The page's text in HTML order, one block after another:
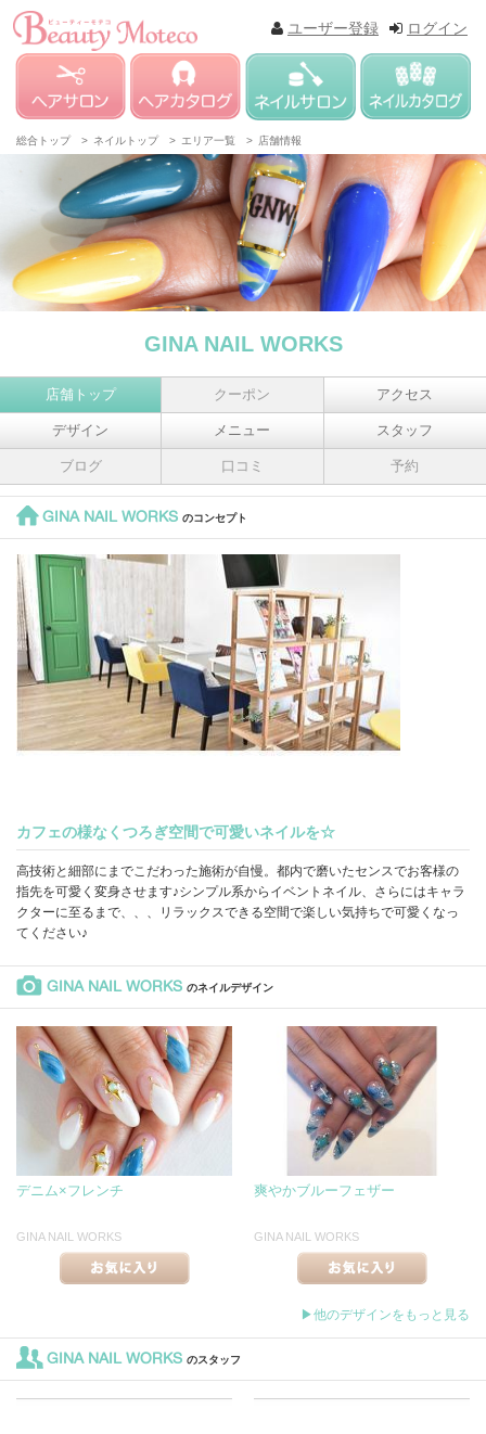
ログイン
ユーザー登録
総合トップ > ネイルトップ > エリア一覧 > 店舗情報
GINA NAIL WORKS
店舗トップ クーポン アクセス
デザイン メニュー スタッフ
ブログ 口コミ 予約
GINA NAIL WORKS のコンセプト
カフェの様なくつろぎ空間で可愛いネイルを☆
高技術と細部にまでこだわった施術が自慢。都内で磨いたセンスでお客様の
指先を可愛く変身させます♪シンプル系からイベントネイル、さらにはキャラ
クターに至るまで、、、リラックスできる空間で楽しい気持ちで可愛くなっ
てください♪
GINA NAIL WORKS のネイルデザイン
デニム×フレンチ
GINA NAIL WORKS
爽やかブルーフェザー
GINA NAIL WORKS
▶他のデザインをもっと見る
GINA NAIL WORKS のスタッフ